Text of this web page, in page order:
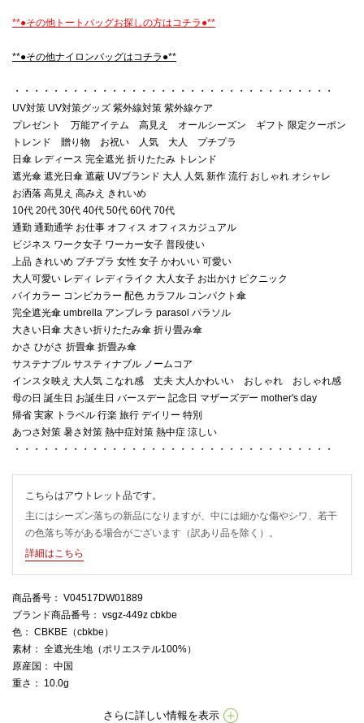
**●その他トートバッグお探しの方はコチラ●**
**●その他ナイロンバッグはコチラ●**
・・・・・・・・・・・・・・・・・・・・・・・・・・・・・・・・・
UV対策 UV対策グッズ 紫外線対策 紫外線ケア
プレゼント 万能アイテム 高見え オールシーズン ギフト 限定クーポン
トレンド 贈り物 お祝い 人気 大人 プチプラ
日傘 レディース 完全遮光 折りたたみ トレンド
遮光傘 遮光日傘 遮蔽 UVブランド 大人 人気 新作 流行 おしゃれ オシャレ
お洒落 高見え 高みえ きれいめ
10代 20代 30代 40代 50代 60代 70代
通勤 通勤通学 お仕事 オフィス オフィスカジュアル
ビジネス ワーク女子 ワーカー女子 普段使い
上品 きれいめ プチプラ 女性 女子 かわいい 可愛い
大人可愛い レディ レディライク 大人女子 お出かけ ピクニック
バイカラー コンビカラー 配色 カラフル コンパクト傘
完全遮光傘 umbrella アンブレラ parasol パラソル
大きい日傘 大きい折りたたみ傘 折り畳み傘
かさ ひがさ 折畳傘 折畳み傘
サステナブル サスティナブル ノームコア
インスタ映え 大人気 こなれ感 丈夫 大人かわいい おしゃれ おしゃれ感
母の日 誕生日 お誕生日 バースデー 記念日 マザーズデー mother's day
帰省 実家 トラベル 行楽 旅行 デイリー 特別
あつさ対策 暑さ対策 熱中症対策 熱中症 涼しい
・・・・・・・・・・・・・・・・・・・・・・・・・・・・・・・・・
こちらはアウトレット品です。
主にはシーズン落ちの新品になりますが、中には細かな傷やシワ、若干
の色落ち等がある場合がございます（訳あり品を除く）。
詳細はこちら
商品番号 ： V04517DW01889
ブランド商品番号 ： vsgz-449z cbkbe
色 ： CBKBE（cbkbe）
素材 ： 全遮光生地（ポリエステル100%）
原産国 ： 中国
重さ ： 10.0g
さらに詳しい情報を表示